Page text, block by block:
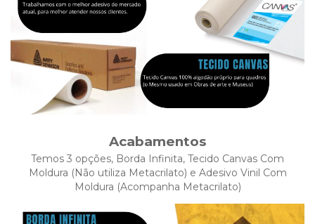
Acabamentos
Temos 3 opções, Borda Infinita, Tecido Canvas Com
Moldura (Não utiliza Metacrilato) e Adesivo Vinil Com
Moldura (Acompanha Metacrilato)